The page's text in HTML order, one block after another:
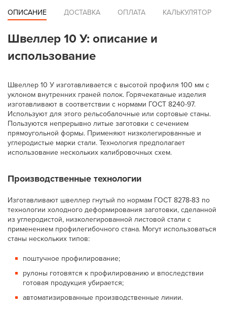
ОПИСАНИЕ ДОСТАВКА ОПЛАТА КАЛЬКУЛЯТОР
Швеллер 10 У: описание и
использование
Швеллер 10 У изготавливается с высотой профиля 100 мм с
уклоном внутренних граней полок. Горячекатаные изделия
изготавливают в соответствии с нормами ГОСТ 8240-97.
Используют для этого рельсобалочные или сортовые станы.
Пользуются непрерывно литые заготовки с сечением
прямоугольной формы. Применяют низколегированные и
углеродистые марки стали. Технология предполагает
использование нескольких калибровочных схем.
Производственные технологии
Изготавливают швеллер гнутый по нормам ГОСТ 8278-83 по
технологии холодного деформирования заготовки, сделанной
из углеродистой, низколегированной листовой стали с
применением профилегибочного стана. Могут использоваться
станы нескольких типов:
поштучное профилирование;
рулоны готовятся к профилированию и впоследствии
готовая продукция убирается;
автоматизированные производственные линии.